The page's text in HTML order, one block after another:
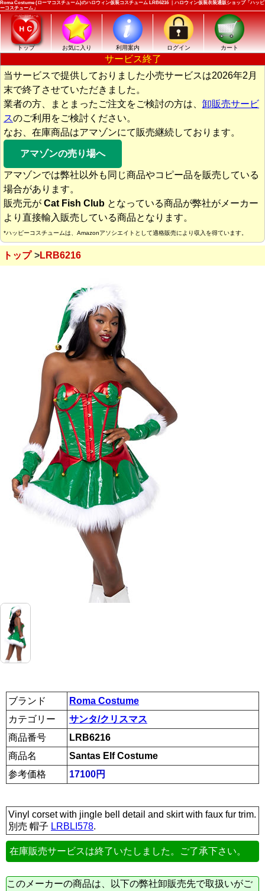
Roma Costume (ローマコスチューム)のハロウィン仮装コスチューム LRB6216 ｜ハロウィン仮装衣装通販ショップ「ハッピ
ーコスチューム」
トップ お気に入り 利用案内 ログイン カート
サービス終了
当サービスで提供しておりました小売サービスは2026年2月
末で終了させていただきました。
業者の方、まとまったご注文をご検討の方は、 卸販売サービ
スのご利用をご検討ください。
なお、在庫商品はアマゾンにて販売継続しております。
アマゾンの売り場へ
アマゾンでは弊社以外も同じ商品やコピー品を販売している
場合があります。
販売元が Cat Fish Club となっている商品が弊社がメーカー
より直接輸入販売している商品となります。
*ハッピーコスチュームは、Amazonアソシエイトとして適格販売により収入を得ています。
トップ LRB6216
ブランド
Roma Costume
カテゴリー
サンタ/クリスマス
商品番号
LRB6216
商品名
Santas Elf Costume
参考価格
17100円
Vinyl corset with jingle bell detail and skirt with faux fur trim.
別売 帽子 LRBLI578.
在庫販売サービスは終了いたしました。ご了承下さい。
このメーカーの商品は、以下の弊社卸販売先で取扱いがご